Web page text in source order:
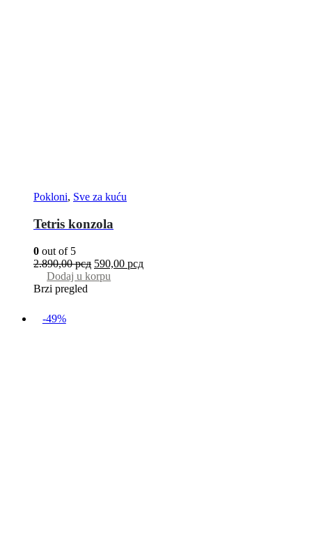
Pokloni, Sve za kuću
Tetris konzola
0 out of 5
2.890,00рсд 590,00 рсд
Dodaj u korpu
Brzi pregled
-49%